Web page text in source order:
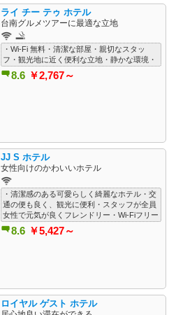
ライ チー テゥ ホテル
台南グルメツアーに最適な立地
・Wi-Fi 無料・清潔な部屋・親切なスタッ
フ・観光地に近く便利な立地・静かな環境・
8.6 ￥2,767～
JJ S ホテル
女性向けのかわいいホテル
・清潔感のある可愛らしく綺麗なホテル・交
通の便も良く、観光に便利・スタッフが全員
女性で元気が良くフレンドリー・Wi-Fiフリー
8.6 ￥5,427～
ロイヤル ゲスト ホテル